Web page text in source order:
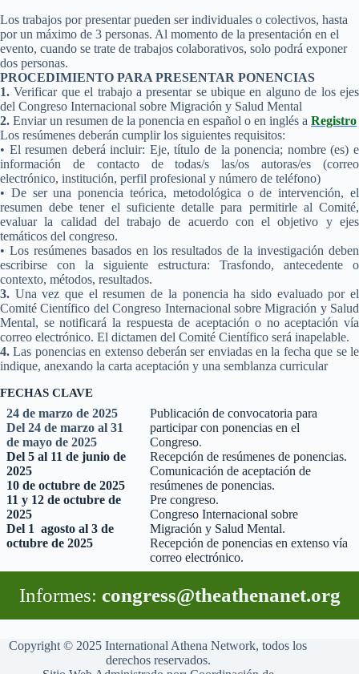
Los trabajos por presentar pueden ser individuales o colectivos, hasta
por un máximo de 3 personas. Al momento de la presentación en el
evento, cuando se trate de trabajos colaborativos, solo podrá exponer
dos personas.
PROCEDIMIENTO PARA PRESENTAR PONENCIAS
1. Verificar que el trabajo a presentar se ubique en alguno de los ejes
del Congreso Internacional sobre Migración y Salud Mental
2. Enviar un resumen de la ponencia en español o en inglés a Registro
Los resúmenes deberán cumplir los siguientes requisitos:
• El resumen deberá incluir: Eje, título de la ponencia; nombre (es) e
información de contacto de todas/s las/os autoras/es (correo
electrónico, institución, perfil profesional y número de teléfono)
• De ser una ponencia teórica, metodológica o de intervención, el
resumen debe tener el suficiente detalle para permitirle al Comité,
evaluar la calidad del trabajo de acuerdo con el objetivo y ejes
temáticos del congreso.
• Los resúmenes basados en los resultados de la investigación deben
escribirse con la siguiente estructura: Trasfondo, antecedente o
contexto, métodos, resultados.
3. Una vez que el resumen de la ponencia ha sido evaluado por el
Comité Científico del Congreso Internacional sobre Migración y Salud
Mental, se notificará la respuesta de aceptación o no aceptación vía
correo electrónico. El dictamen del Comité Científico será inapelable.
4. Las ponencias en extenso deberán ser enviadas en la fecha que se le
indique, anexando la carta aceptación y una semblanza curricular
FECHAS CLAVE
24 de marzo de 2025
Del 24 de marzo al 31
de mayo de 2025
Del 5 al 11 de junio de
2025
10 de octubre de 2025
11 y 12 de octubre de
2025
Del 1 agosto al 3 de
octubre de 2025
Publicación de convocatoria para
participar con ponencias en el
Congreso.
Recepción de resúmenes de ponencias.
Comunicación de aceptación de
resúmenes de ponencias.
Pre congreso.
Congreso Internacional sobre
Migración y Salud Mental.
Recepción de ponencias en extenso vía
correo electrónico.
Informes: congress@theathenanet.org
Copyright © 2025 International Athena Network, todos los
derechos reservados.